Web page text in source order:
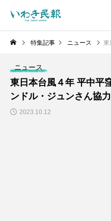
特集記事 ニュース 東
ニュース
東日本台風４年 平中平
ンドル・ジュンさん協力
2023.10.12